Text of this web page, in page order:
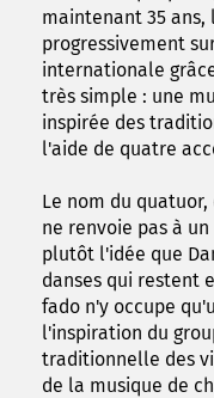
maintenant 35 ans,
progressivement
internationale
très simple : une
inspirée des
l'aide de quatre
Le nom du quatuor,
ne renvoie pas à
plutôt l'idée que
danses qui restent
fado n'y occupe
l'inspiration du
traditionnelle des
de la musique de